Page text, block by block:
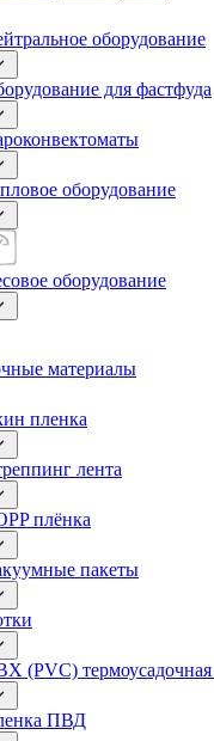
оборудование
для фастфуда
оборудование
оборудование
материалы
пленка
лента
плёнка
пакеты
(PVC) термоусадочная
ПВД